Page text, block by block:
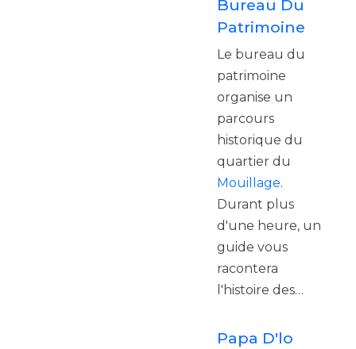
Bureau Du
Patrimoine
Le bureau du
patrimoine
organise un
parcours
historique du
quartier du
Mouillage.
Durant plus
d'une heure, un
guide vous
racontera
l'histoire des…
Papa D'lo